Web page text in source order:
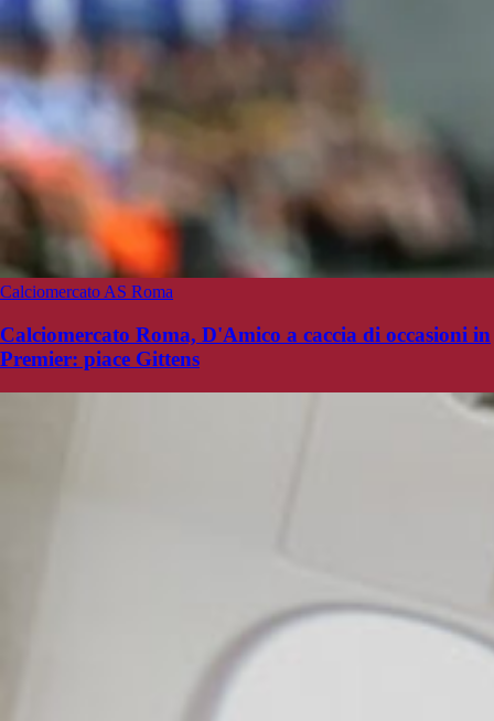
Calciomercato AS Roma
Calciomercato Roma, D'Amico a caccia di occasioni in
Premier: piace Gittens